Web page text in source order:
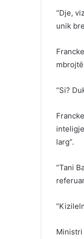
“Dje,
unik
“Si?
larg”.
“Tani